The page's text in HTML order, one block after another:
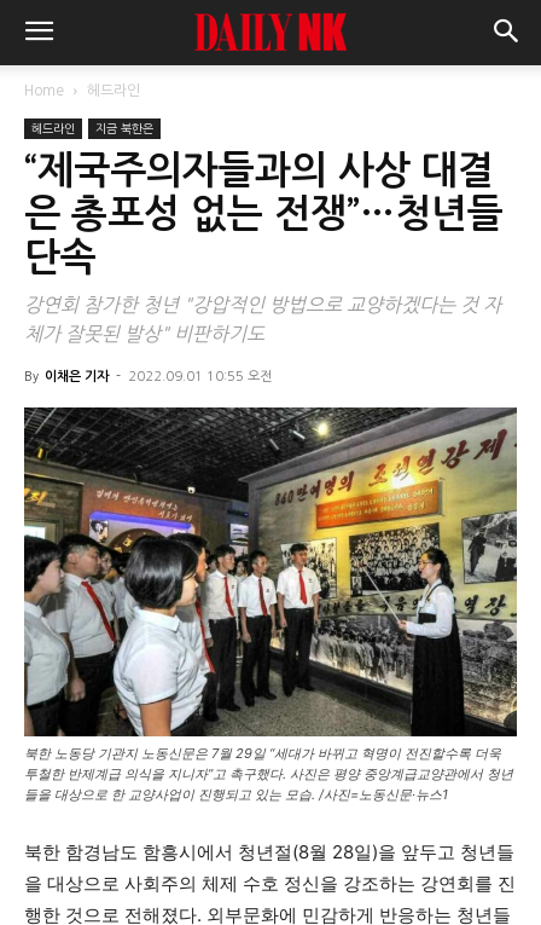
Home 헤드라인
헤드라인 지금 북한은
“제국주의자들과의 사상 대결
은 총포성 없는 전쟁”…청년들
단속
강연회 참가한 청년 "강압적인 방법으로 교양하겠다는 것 자
체가 잘못된 발상" 비판하기도
By 이채은 기자 - 2022.09.01 10:55 오전
북한 노동당 기관지 노동신문은 7월 29일 “세대가 바뀌고 혁명이 전진할수록 더욱
투철한 반제계급 의식을 지니자”고 촉구했다. 사진은 평양 중앙계급교양관에서 청년
들을 대상으로 한 교양사업이 진행되고 있는 모습. /사진=노동신문·뉴스1
북한 함경남도 함흥시에서 청년절(8월 28일)을 앞두고 청년들
을 대상으로 사회주의 체제 수호 정신을 강조하는 강연회를 진
행한 것으로 전해졌다. 외부문화에 민감하게 반응하는 청년들